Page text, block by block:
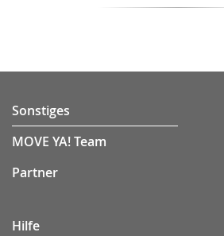
Sonstiges
MOVE YA! Team
Partner
Hilfe